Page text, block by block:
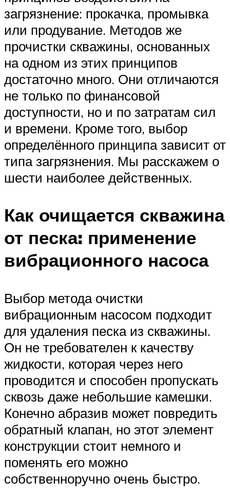
загрязнение: прокачка, промывка
или продувание. Методов же
прочистки скважины, основанных
на одном из этих принципов
достаточно много. Они отличаются
не только по финансовой
доступности, но и по затратам сил
и времени. Кроме того, выбор
определённого принципа зависит от
типа загрязнения. Мы расскажем о
шести наиболее действенных.
Как очищается скважина
от песка: применение
вибрационного насоса
Выбор метода очистки
вибрационным насосом подходит
для удаления песка из скважины.
Он не требователен к качеству
жидкости, которая через него
проводится и способен пропускать
сквозь даже небольшие камешки.
Конечно абразив может повредить
обратный клапан, но этот элемент
конструкции стоит немного и
поменять его можно
собственноручно очень быстро.